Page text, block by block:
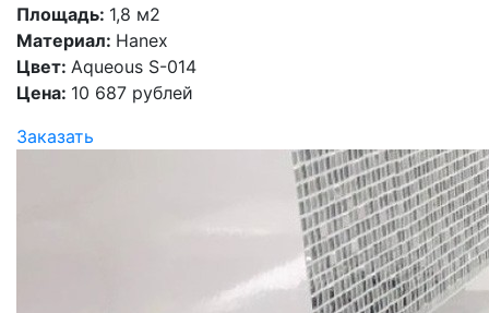
Площадь: 1,8 м2
Материал: Hanex
Цвет: Aqueous S-014
Цена: 10 687 рублей
Заказать